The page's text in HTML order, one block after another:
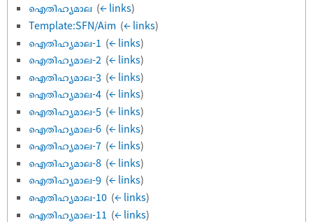
ഐതിഹ്യമാല (← links)
Template:SFN/Aim (← links)
ഐതിഹ്യമാല-1 (← links)
ഐതിഹ്യമാല-2 (← links)
ഐതിഹ്യമാല-3 (← links)
ഐതിഹ്യമാല-4 (← links)
ഐതിഹ്യമാല-5 (← links)
ഐതിഹ്യമാല-6 (← links)
ഐതിഹ്യമാല-7 (← links)
ഐതിഹ്യമാല-8 (← links)
ഐതിഹ്യമാല-9 (← links)
ഐതിഹ്യമാല-10 (← links)
ഐതിഹ്യമാല-11 (← links)